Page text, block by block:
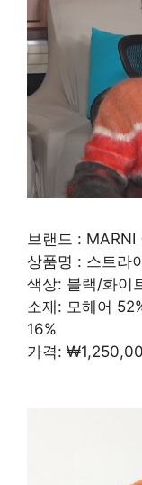
브랜드 : MARNI
상품명 : 스트라
색상: 블랙/화이
소재: 모헤어
16%
가격: